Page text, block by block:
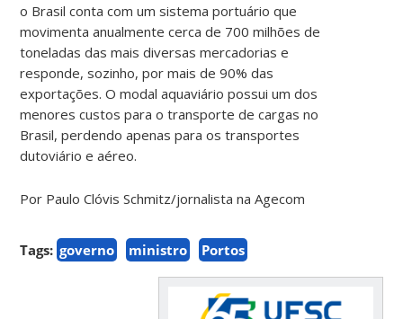
o Brasil conta com um sistema portuário que
movimenta anualmente cerca de 700 milhões de
toneladas das mais diversas mercadorias e
responde, sozinho, por mais de 90% das
exportações. O modal aquaviário possui um dos
menores custos para o transporte de cargas no
Brasil, perdendo apenas para os transportes
dutoviário e aéreo.
Por Paulo Clóvis Schmitz/jornalista na Agecom
Tags: governo ministro Portos